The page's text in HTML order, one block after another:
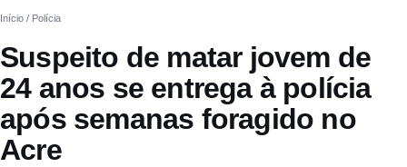
Início / Polícia
Suspeito de matar jovem de
24 anos se entrega à polícia
após semanas foragido no
Acre